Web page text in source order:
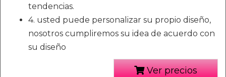
tendencias.
4. usted puede personalizar su propio diseño,
nosotros cumpliremos su idea de acuerdo con
su diseño
Ver precios